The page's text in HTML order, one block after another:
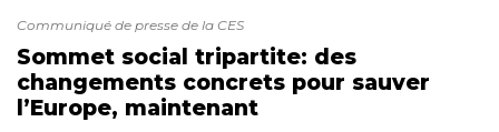
Communiqué de presse de la CES
Sommet social tripartite: des
changements concrets pour sauver
l’Europe, maintenant